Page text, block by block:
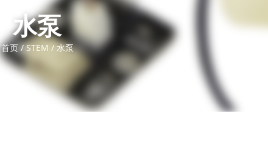
水泵
首页/STEM / 水泵